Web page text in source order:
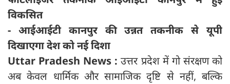
विकसित
- आईआईटी कानपुर की उन्नत तकनीक से यूपी
दिखाएगा देश को नई दिशा
Uttar Pradesh News :उत्तर प्रदेश में गो संरक्षण को
अब केवल धार्मिक और सामाजिक दृष्टि से नहीं, बल्कि